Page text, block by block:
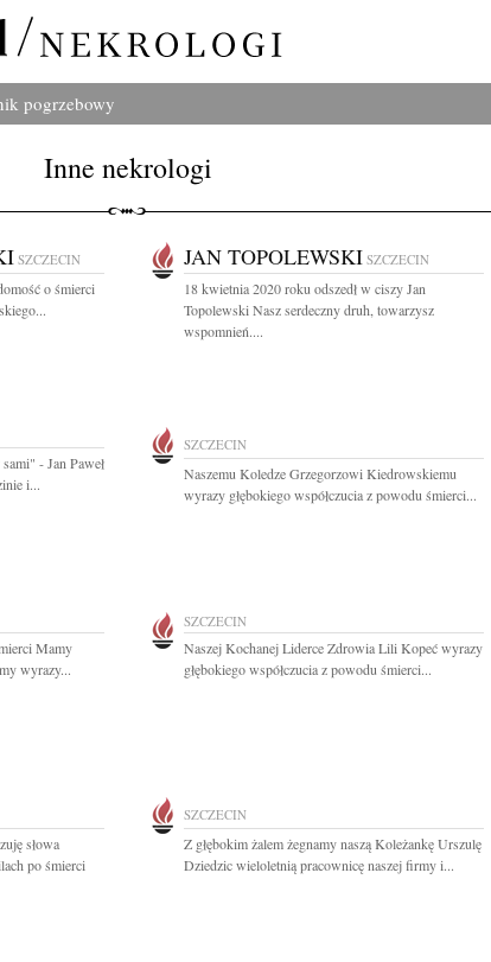
pogrzebowy
Inne nekrologi
SZCZECIN
o śmierci
JAN TOPOLEWSKI SZCZECIN
18 kwietnia 2020 roku odszedł w ciszy Jan
Topolewski Nasz serdeczny druh, towarzysz
wspomnień....
- Jan Paweł
i...
SZCZECIN
Naszemu Koledze Grzegorzowi Kiedrowskiemu
wyrazy głębokiego współczucia z powodu śmierci...
Mamy
wyrazy...
SZCZECIN
Naszej Kochanej Liderce Zdrowia Lili Kopeć wyrazy
głębokiego współczucia z powodu śmierci...
słowa
po śmierci
SZCZECIN
Z głębokim żalem żegnamy naszą Koleżankę Urszulę
Dziedzic wieloletnią pracownicę naszej firmy i...